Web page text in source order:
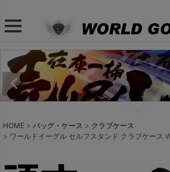
HOME バッグ・ケース
クラブケース
ワールドイーグル セルフスタンド クラブケース